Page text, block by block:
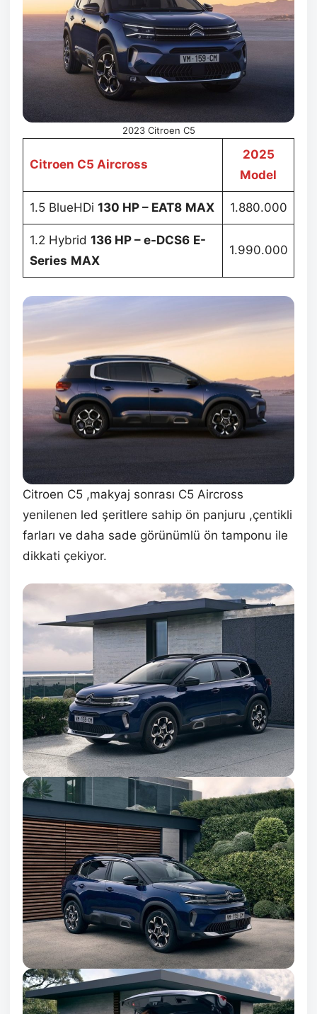
2023 Citroen C5
Citroen C5 Aircross
2025
Model
1.5 BlueHDi 130 HP – EAT8 MAX 1.880.000
1.2 Hybrid 136 HP – e-DCS6 E-
Series MAX
1.990.000
Citroen C5 ,makyaj sonrası C5 Aircross
yenilenen led şeritlere sahip ön panjuru ,çentikli
farları ve daha sade görünümlü ön tamponu ile
dikkati çekiyor.